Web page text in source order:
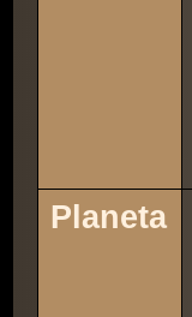
Planeta